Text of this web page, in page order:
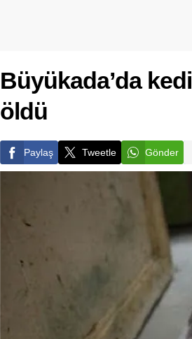
Büyükada’da
öldü
Paylaş Tweetle Gönder